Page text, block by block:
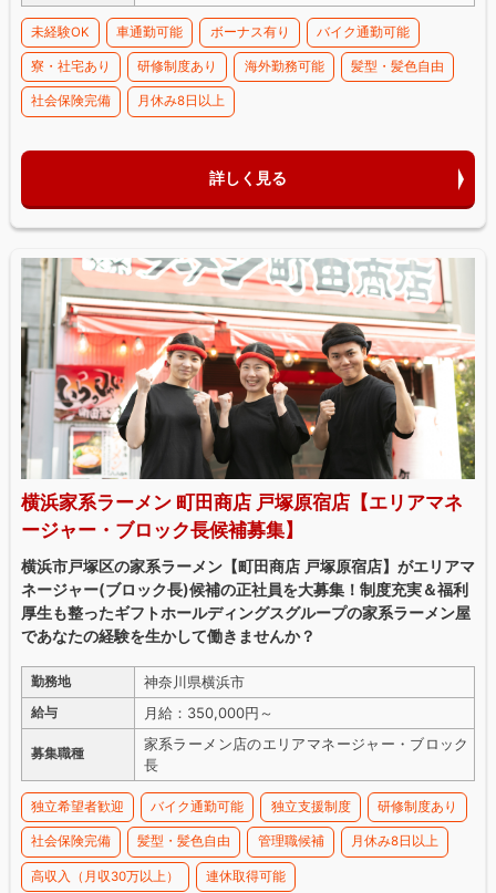
未経験OK 車通勤可能 ボーナス有り バイク通勤可能
寮・社宅あり 研修制度あり 海外勤務可能 髪型・髪色自由
社会保険完備 月休み8日以上
詳しく見る
横浜家系ラーメン 町田商店 戸塚原宿店【エリアマネ
ージャー・ブロック長候補募集】
横浜市戸塚区の家系ラーメン【町田商店 戸塚原宿店】がエリアマ
ネージャー(ブロック長)候補の正社員を大募集！制度充実＆福利
厚生も整ったギフトホールディングスグループの家系ラーメン屋
であなたの経験を生かして働きませんか？
勤務地 神奈川県横浜市
給与 月給：350,000円～
募集職種
家系ラーメン店のエリアマネージャー・ブロック
長
独立希望者歓迎 バイク通勤可能 独立支援制度 研修制度あり
社会保険完備 髪型・髪色自由 管理職候補 月休み8日以上
高収入（月収30万以上） 連休取得可能